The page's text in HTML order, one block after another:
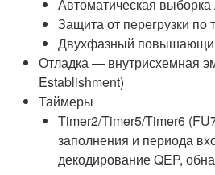
Автоматическая
Защита от перегрузки по
Двухфазный
Отладка — внутрисхемная
Establishment)
Таймеры
Timer2/Timer5/Timer6
заполнения и периода
декодирование QEP,